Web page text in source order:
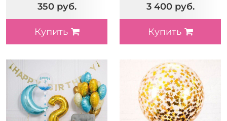
350 руб.
Купить
3 400 руб.
Купить